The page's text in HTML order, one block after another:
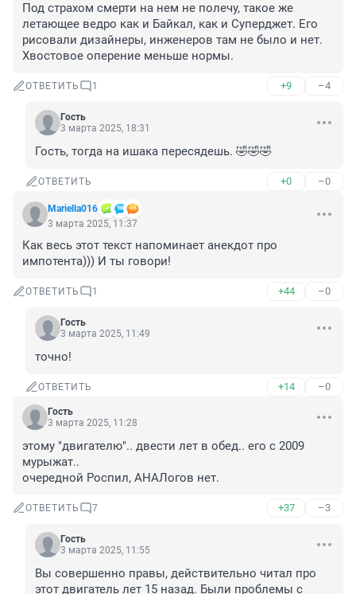
Под страхом смерти на нем не полечу, такое же
летающее ведро как и Байкал, как и Суперджет. Его
рисовали дизайнеры, инженеров там не было и нет.
Хвостовое оперение меньше нормы.
ОТВЕТИТЬ 1 +9 –4
Гость
3 марта 2025, 18:31
Гость, тогда на ишака пересядешь. 🤣🤣🤣
ОТВЕТИТЬ +0 –0
Mariella016
3 марта 2025, 11:37
Как весь этот текст напоминает анекдот про
импотента))) И ты говори!
ОТВЕТИТЬ 1 +44 –0
Гость
3 марта 2025, 11:49
точно!
ОТВЕТИТЬ +14 –0
Гость
3 марта 2025, 11:28
этому "двигателю".. двести лет в обед.. его с 2009
мурыжат..
очередной Роспил, АНАЛогов нет.
ОТВЕТИТЬ 7 +37 –3
Гость
3 марта 2025, 11:55
Вы совершенно правы, действительно читал про
этот двигатель лет 15 назад. Были проблемы с